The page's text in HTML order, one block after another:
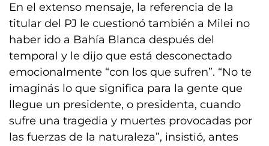
En el extenso mensaje, la referencia de la
titular del PJ le cuestionó también a Milei no
haber ido a Bahía Blanca después del
temporal y le dijo que está desconectado
emocionalmente “con los que sufren”. “No te
imaginás lo que significa para la gente que
llegue un presidente, o presidenta, cuando
sufre una tragedia y muertes provocadas por
las fuerzas de la naturaleza”, insistió, antes